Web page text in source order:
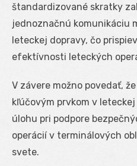
štandardizované skratky
jednoznačnú komunikáciu
leteckej dopravy, čo
efektívnosti leteckých
V závere možno povedať, že
kľúčovým prvkom v
úlohu pri podpore
operácií v terminálových
svete.